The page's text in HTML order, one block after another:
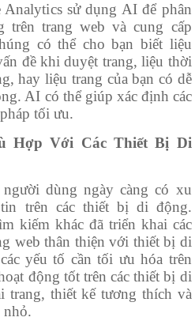
sử dụng AI để phân
trang web và cung cấp
có thể cho bạn biết liệu
đề khi duyệt trang, liệu thời
hay liệu trang của bạn có dễ
AI có thể giúp xác định các
tối ưu.
Hợp Với Các Thiết Bị Di
dùng ngày càng có xu
trên các thiết bị di động.
kiếm khác đã triển khai các
web thân thiện với thiết bị di
yếu tố cần tối ưu hóa trên
động tốt trên các thiết bị di
trang, thiết kế tương thích và
nhỏ.